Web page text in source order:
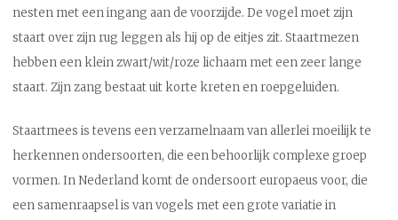
nesten met een ingang aan de voorzijde. De vogel moet zijn
staart over zijn rug leggen als hij op de eitjes zit. Staartmezen
hebben een klein zwart/wit/roze lichaam met een zeer lange
staart. Zijn zang bestaat uit korte kreten en roepgeluiden.
Staartmees is tevens een verzamelnaam van allerlei moeilijk te
herkennen ondersoorten, die een behoorlijk complexe groep
vormen. In Nederland komt de ondersoort europaeus voor, die
een samenraapsel is van vogels met een grote variatie in